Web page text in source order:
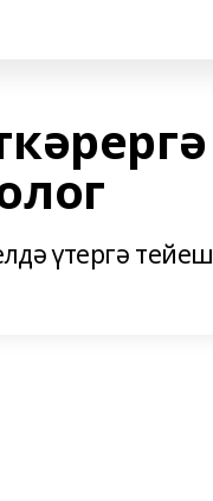
үтергә тейеш